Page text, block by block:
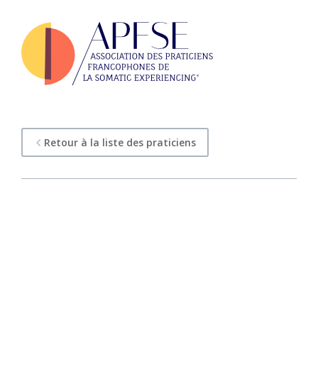
Retour à la liste des praticiens